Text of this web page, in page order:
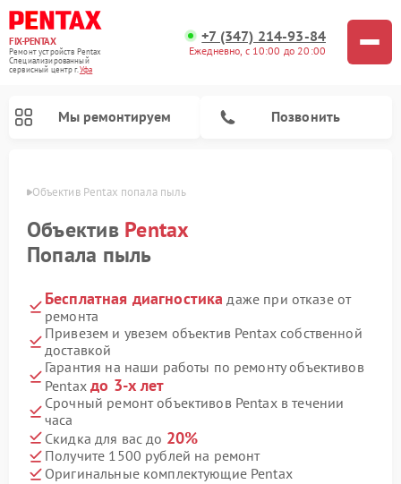
FIX-PENTAX
Ремонт устройств Pentax
Специализированный
cервисный центр г.Уфа
+7 (347) 214-93-84
Ежедневно, с 10:00 до 20:00
Мы ремонтируем Позвонить
Объектив Pentax попала пыль
Объектив Pentax
Попала пыль
Бесплатная диагностика даже при отказе от
ремонта
Привезем и увезем объектив Pentax собственной
доставкой
Гарантия на наши работы по ремонту объективов
Pentaxдо 3-х лет
Срочный ремонт объективов Pentax в течении
часа
Скидка для вас до 20%
Получите 1500 рублей на ремонт
Оригинальные комплектующие Pentax